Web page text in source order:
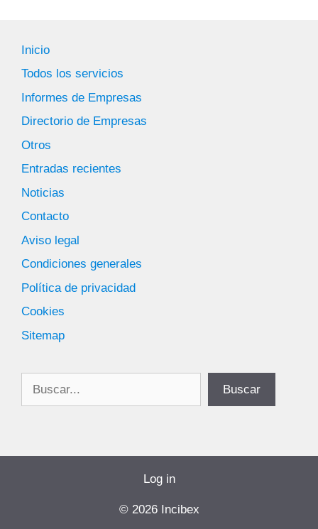
Inicio
Todos los servicios
Informes de Empresas
Directorio de Empresas
Otros
Entradas recientes
Noticias
Contacto
Aviso legal
Condiciones generales
Política de privacidad
Cookies
Sitemap
Buscar
Log in
© 2026 Incibex